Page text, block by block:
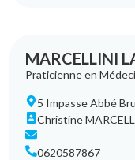
MARCELLINI
Praticienne en
5 Impasse Abbé
Christine
0620587867